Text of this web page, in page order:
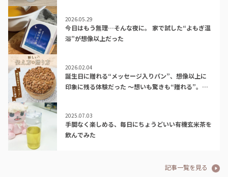
2026.05.29
今日はもう無理…そんな夜に。 家で試した“よもぎ温
浴”が想像以上だった
2026.02.04
誕生日に贈れる“メッセージ入りパン”、想像以上に
印象に残る体験だった ～想いも驚きも“贈れる”。新
2025.07.03
手間なく楽しめる、毎日にちょうどいい有機玄米茶を
飲んでみた
記事一覧を見る